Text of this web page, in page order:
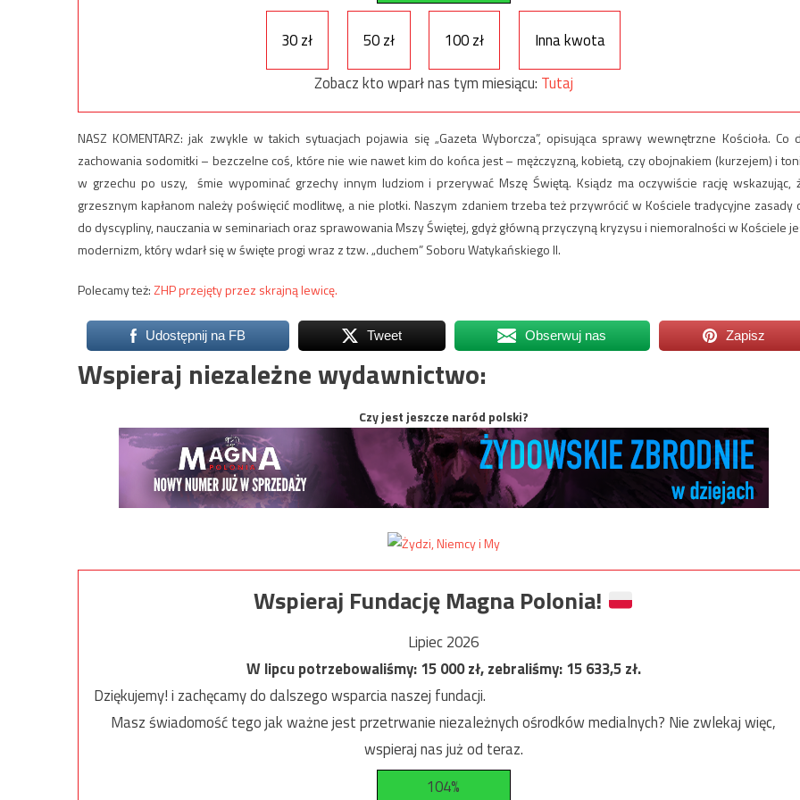
30 zł 50 zł 100 zł
Inna kwota
Zobacz kto wparł nas tym miesiącu: Tutaj
NASZ KOMENTARZ: jak zwykle w takich sytuacjach pojawia się „Gazeta Wyborcza”, opisująca sprawy wewnętrzne Kościoła. Co
zachowania sodomitki – bezczelne coś, które nie wie nawet kim do końca jest – mężczyzną, kobietą, czy obojnakiem (kurzejem) i
w grzechu po uszy, śmie wypominać grzechy innym ludziom i przerywać Mszę Świętą. Ksiądz ma oczywiście rację wskazując,
grzesznym kapłanom należy poświęcić modlitwę, a nie plotki. Naszym zdaniem trzeba też przywrócić w Kościele tradycyjne zasady
do dyscypliny, nauczania w seminariach oraz sprawowania Mszy Świętej, gdyż główną przyczyną kryzysu i niemoralności w Kościele
modernizm, który wdarł się w święte progi wraz z tzw. „duchem” Soboru Watykańskiego II.
Polecamy też:ZHP przejęty przez skrajną lewicę.
Udostępnij na FB Tweet Obserwuj nas Zapisz
Wspieraj niezależne wydawnictwo:
Czy jest jeszcze naród polski?
Wspieraj Fundację Magna Polonia!
Lipiec 2026
W lipcu potrzebowaliśmy:15 000zł, zebraliśmy:15 633,5zł.
Dziękujemy! i zachęcamy do dalszego wsparcia naszej fundacji.
Masz świadomość tego jak ważne jest przetrwanie niezależnych ośrodków medialnych? Nie zwlekaj więc,
wspieraj nas już od teraz.
104%